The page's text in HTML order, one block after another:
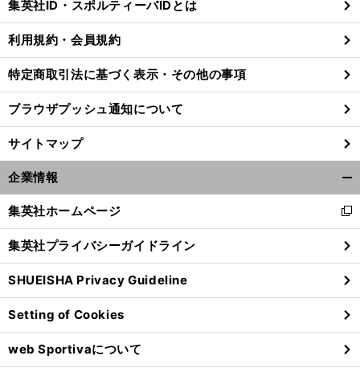
る
集英社ID・スポルティーバIDとは
利用規約・会員規約
特定商取引法に基づく表示・その他の事項
ブラウザプッシュ通知について
サイトマップ
企業情報
閉
る
集英社ホームページ
新
し
い
ウ
ィ
ン
ド
ウ
で
開
集英社プライバシーガイドライン
SHUEISHA Privacy Guideline
Setting of Cookies
web Sportivaについて